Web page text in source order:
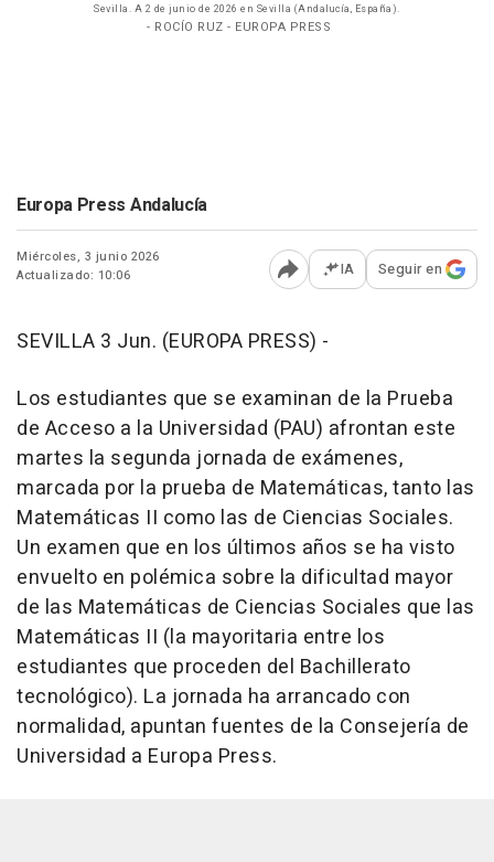
Sevilla. A 2 de junio de 2026 en Sevilla (Andalucía, España).
- ROCÍO RUZ - EUROPA PRESS
Europa Press Andalucía
Miércoles, 3 junio 2026
Actualizado: 10:06
Abrir opciones para
IA Seguir en
SEVILLA 3 Jun. (EUROPA PRESS) -
Los estudiantes que se examinan de la Prueba
de Acceso a la Universidad (PAU) afrontan este
martes la segunda jornada de exámenes,
marcada por la prueba de Matemáticas, tanto las
Matemáticas II como las de Ciencias Sociales.
Un examen que en los últimos años se ha visto
envuelto en polémica sobre la dificultad mayor
de las Matemáticas de Ciencias Sociales que las
Matemáticas II (la mayoritaria entre los
estudiantes que proceden del Bachillerato
tecnológico). La jornada ha arrancado con
normalidad, apuntan fuentes de la Consejería de
Universidad a Europa Press.